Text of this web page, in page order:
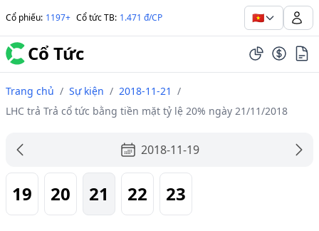
Cổ phiếu: 1197+ Cổ tức TB: 1.471 đ/CP 🇻🇳
Cổ Tức
Trang chủ / Sự kiện / 2018-11-21 /
LHC trả Trả cổ tức bằng tiền mặt tỷ lệ 20% ngày 21/11/2018
2018-11-19
19 20 21 22 23